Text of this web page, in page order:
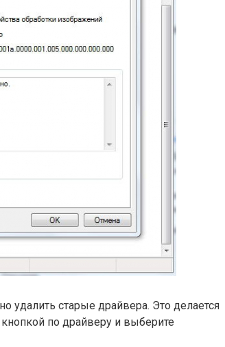
удалить старые драйвера. Это делается
по драйверу и выберите